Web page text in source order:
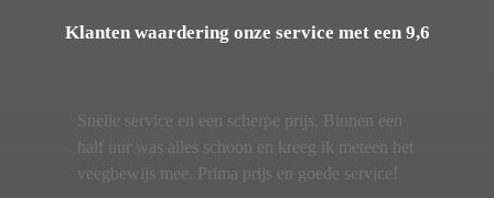
Klanten waardering onze service met een 9,6
Snelle service en een scherpe prijs. Binnen een
half uur was alles schoon en kreeg ik meteen het
veegbewijs mee. Prima prijs en goede service!